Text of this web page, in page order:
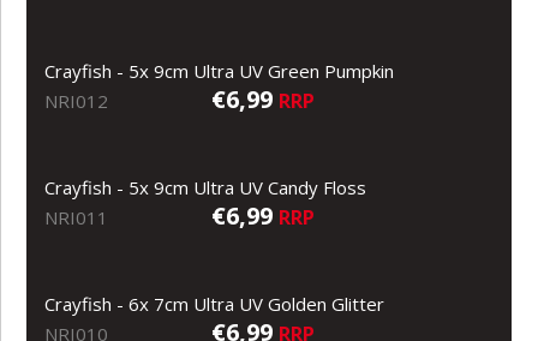
Crayfish - 5x 9cm Ultra UV Green Pumpkin
NRI012
€6,99 RRP
Crayfish - 5x 9cm Ultra UV Candy Floss
NRI011
€6,99 RRP
Crayfish - 6x 7cm Ultra UV Golden Glitter
NRI010
€6,99 RRP